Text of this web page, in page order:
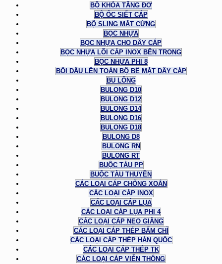
BỘ KHÓA TĂNG ĐƠ
BỘ ỐC SIẾT CÁP
BỘ SLING MẮT CỨNG
BỌC NHỰA
BỌC NHỰA CHO DÂY CÁP
BỌC NHỰA LÕI CÁP INOX BÊN TRONG
BỌC NHỰA PHI 8
BÔI DẦU LÊN TOÀN BỘ BỀ MẶT DÂY CÁP
BU LÔNG
BULONG D10
BULONG D12
BULONG D14
BULONG D16
BULONG D18
BULONG D8
BULONG RN
BULONG RT
BUỘC TÀU PP
BUỘC TÀU THUYỀN
CÁC LOẠI CÁP CHỐNG XOẮN
CÁC LOẠI CÁP INOX
CÁC LOẠI CÁP LỤA
CÁC LOẠI CÁP LỤA PHI 4
CÁC LOẠI CÁP NEO GIẰNG
CÁC LOẠI CÁP THÉP BẤM CHÌ
CÁC LOẠI CÁP THÉP HÀN QUỐC
CÁC LOẠI CÁP THÉP TK
CÁC LOẠI CÁP VIỄN THÔNG